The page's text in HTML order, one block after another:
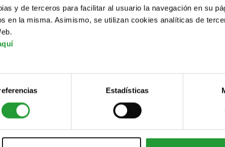
y de terceros para facilitar al usuario la navegación en su
en la misma. Asimismo, se utilizan cookies analíticas de
Estadísticas
dónde te ves en 10 años?
de dónde quieres estar dentro de 10
quieres hacer, pero no tienes muy claro
de un mes...este apartado es para ti.
primero revisaremos en qué
alternativas a partir de los 16 años.
serte de ayuda si quieres estudiar,